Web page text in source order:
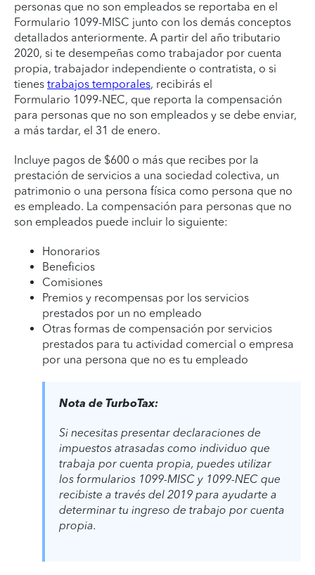
personas que no son empleados se reportaba en el
Formulario 1099-MISC junto con los demás conceptos
detallados anteriormente. A partir del año tributario
2020, si te desempeñas como trabajador por cuenta
propia, trabajador independiente o contratista, o si
tienes trabajos temporales, recibirás el
Formulario 1099-NEC, que reporta la compensación
para personas que no son empleados y se debe enviar,
a más tardar, el 31 de enero.
Incluye pagos de $600 o más que recibes por la
prestación de servicios a una sociedad colectiva, un
patrimonio o una persona física como persona que no
es empleado. La compensación para personas que no
son empleados puede incluir lo siguiente:
Honorarios
Beneficios
Comisiones
Premios y recompensas por los servicios
prestados por un no empleado
Otras formas de compensación por servicios
prestados para tu actividad comercial o empresa
por una persona que no es tu empleado
Nota de TurboTax:
Si necesitas presentar declaraciones de
impuestos atrasadas como individuo que
trabaja por cuenta propia, puedes utilizar
los formularios 1099-MISC y 1099-NEC que
recibiste a través del 2019 para ayudarte a
determinar tu ingreso de trabajo por cuenta
propia.